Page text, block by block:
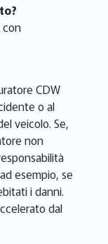
CDW
o al
veicolo. Se,
non
esempio, se
i danni.
dal